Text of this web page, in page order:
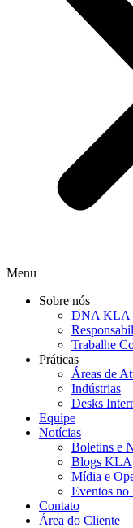
Menu
Sobre nós
DNA KLA
Trabalhe
Práticas
Áreas de
Indústrias
Desks
Equipe
Notícias
Boletins e
Blogs KLA
Mídia e
Eventos
Contato
Área do Cliente